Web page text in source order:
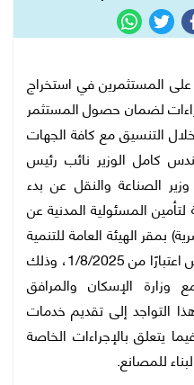
المستثمرين في استخراج
لضمان حصول المستثمر
التنسيق مع كافة الجهات
كامل الوزير نائب رئيس
الصناعة والنقل عن بدء
المسئولية المدنية عن
بمقر الهيئة العامة للتنمية
الصناعية الرئيسي بالتجمع الخامس اعتبارًا من 1/8/2025، وذلك
الإسكان والمرافق
التواجد إلى تقديم خدمات
يتعلق بالإجراءات الخاصة
للمصانع.